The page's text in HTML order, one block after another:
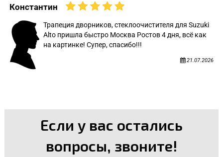
Константин
Трапеция дворников, стеклоочистителя для Suzuki
Alto пришла быстро Москва Ростов 4 дня, всё как
на картинке! Супер, спасибо!!!
21.07.2026
Если у вас остались
вопросы, звоните!